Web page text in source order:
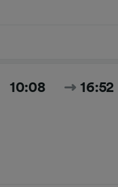
10:08 16:52